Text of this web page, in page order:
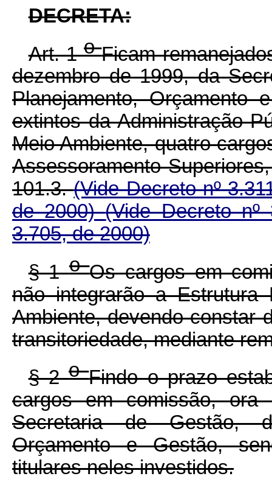
DECRETA:
Art. 1oFicam
dezembro de 1999, da
Planejamento, Orçamento
extintos da Administração
Meio Ambiente, quatro
Assessoramento
101.3.(Vide Decreto nº
de 2000)(Vide Decreto
3.705, de 2000)
§ 1oOs cargos em
não integrarão a Estrutura
Ambiente, devendo constar
transitoriedade, mediante
§ 2oFindo o prazo
cargos em comissão, ora
Secretaria de Gestão,
Orçamento e Gestão,
titulares neles investidos.